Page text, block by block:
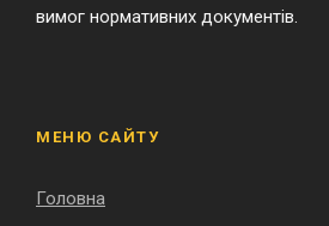
вимог нормативних документів.
МЕНЮ САЙТУ
Головна